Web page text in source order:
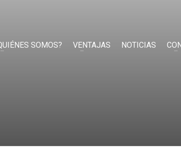
SOMOS? VENTAJAS NOTICIAS